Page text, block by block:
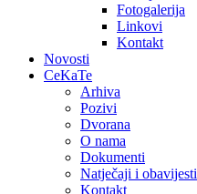
Fotogalerija
Linkovi
Kontakt
Novosti
CeKaTe
Arhiva
Pozivi
Dvorana
O nama
Dokumenti
Natječaji i obavijesti
Kontakt